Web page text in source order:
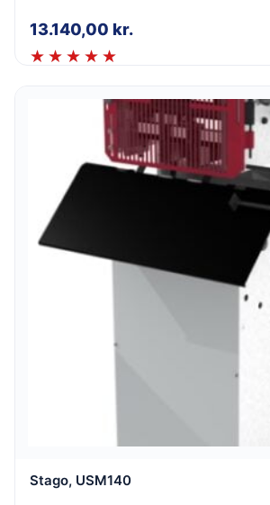
13.140,00 kr.
Stago, USM140